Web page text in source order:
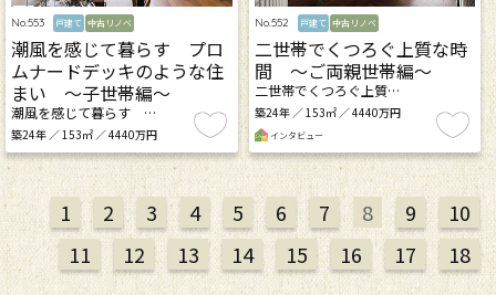
No.553 戸建て 中古リノベ
潮風を感じて暮らす プロ
ムナードデッキのような住
まい ～子世帯編～
潮風を感じて暮らす …
築24年 ／ 153㎡ ／ 4440万円
No.552 戸建て 中古リノベ
二世帯でくつろぐ上質な時
間 ～ご両親世帯編～
二世帯でくつろぐ上質…
築24年 ／ 153㎡ ／ 4440万円
インタビュー
1 2 3 4 5 6 7 8 9
10
11
12 13 14 15 16 17 18